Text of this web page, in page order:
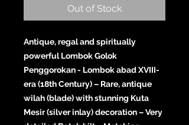
Out of Stock
Antique, regal and spiritually
powerful Lombok Golok
Penggorokan - Lombok abad XVIII-
era (18th Century) – Rare, antique
wilah (blade) with stunning Kuta
Mesir (silver inlay) decoration – Very